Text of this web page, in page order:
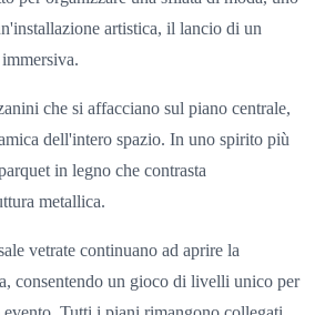
artistica, il lancio di un
che si affacciano sul piano centrale,
dell'intero spazio. In uno spirito più
in legno che contrasta
metallica.
vetrate continuano ad aprire la
consentendo un gioco di livelli unico per